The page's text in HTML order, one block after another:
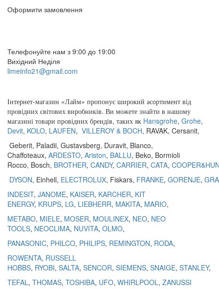
Оформити замовлення
Телефонуйте нам з 9:00 до 19:00
Вихідний Неділя
limeinfo21@gmail.com
Інтернет-магазин «Лайм» пропонує широкий асортимент від
провідних світових виробників. Ви можете знайти в нашому
магазині товари провідних брендів, таких як Hansgrohe, Grohe,
Devit, KOLO, LAUFEN, VILLEROY & BOCH, RAVAK, Cersanit,
Geberit, Paladii, Gustavsberg, Duravit, Blanco,
Chaffoteaux, ARDESTO, Ariston, BALLU, Beko, Bormioli
Rocco, Bosch, BROTHER, CANDY, CARRIER, CATA,
DYSON, Einhell, ELECTROLUX, Fiskars, FRANKE, GORENJE,
INDESIT, JANOME, KAISER, KARCHER, KIT
ENERGY, KRUPS, LG, LIEBHERR, MAKITA, MARIO,
METABO, MIELE, MOSER, MOULINEX, NEO, NEO
TOOLS, NEOCLIMA, NUVITA, OLMO,
PANASONIC, PHILCO, PHILIPS, REMINGTON, RODA,
ROWENTA, RUSSELL
HOBBS, RYOBI, SALTA, SENCOR, SIEMENS, SNAIGE, STANLEY,
TEFAL, THOMAS, TOSHIBA, UFO, WHIRLPOOL, ZANUSSI